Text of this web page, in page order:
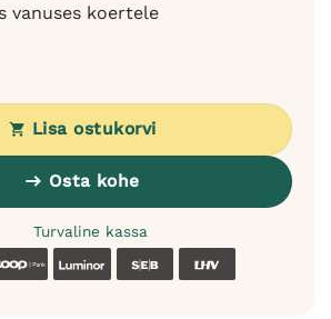
vanuses koertele
Lisa ostukorvi
Osta kohe
Turvaline kassa
Coop Luminor SEB